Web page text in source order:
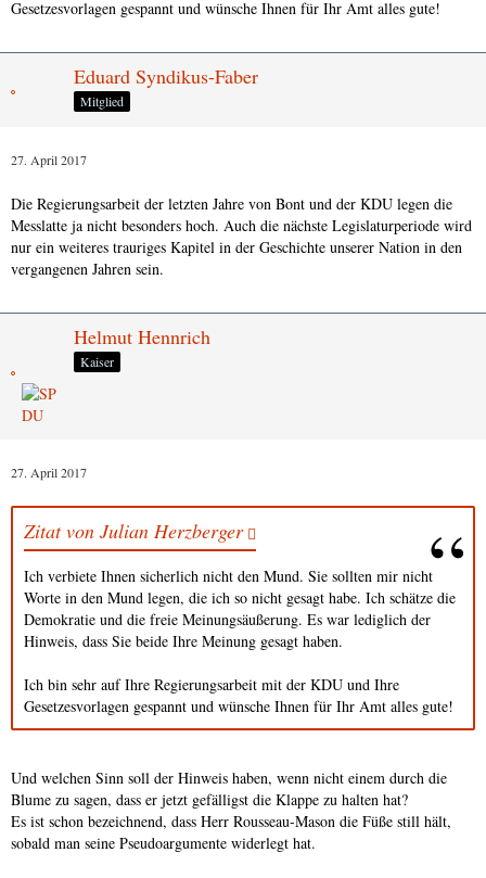
Gesetzesvorlagen gespannt und wünsche Ihnen für Ihr Amt alles gute!
Eduard Syndikus-Faber
Mitglied
27. April 2017
Die Regierungsarbeit der letzten Jahre von Bont und der KDU legen die
Messlatte ja nicht besonders hoch. Auch die nächste Legislaturperiode wird
nur ein weiteres trauriges Kapitel in der Geschichte unserer Nation in den
vergangenen Jahren sein.
Helmut Hennrich
Kaiser
27. April 2017
Zitat von Julian Herzberger
Ich verbiete Ihnen sicherlich nicht den Mund. Sie sollten mir nicht
Worte in den Mund legen, die ich so nicht gesagt habe. Ich schätze die
Demokratie und die freie Meinungsäußerung. Es war lediglich der
Hinweis, dass Sie beide Ihre Meinung gesagt haben.
Ich bin sehr auf Ihre Regierungsarbeit mit der KDU und Ihre
Gesetzesvorlagen gespannt und wünsche Ihnen für Ihr Amt alles gute!
Und welchen Sinn soll der Hinweis haben, wenn nicht einem durch die
Blume zu sagen, dass er jetzt gefälligst die Klappe zu halten hat?
Es ist schon bezeichnend, dass Herr Rousseau-Mason die Füße still hält,
sobald man seine Pseudoargumente widerlegt hat.